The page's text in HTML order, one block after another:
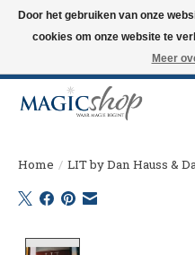
Altijd de nieuwste trucs op voorraad.
Langskomen in onze winkel? Bel of
Home / LIT by Dan Hauss &
Door het gebruiken van onze
cookies om onze website te
Meer